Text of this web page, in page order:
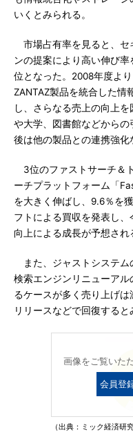
いくとみられる。
市場占有率を見ると、セ
ンの提案により高い伸び率
位となった。2008年度よ
ZANTAZ製品を統合した情
し、さらなる売上の向上
や大学、図書館などから
後は他の製品との連携強化
3位のファストサーチ＆
ーチプラットフォーム「
を大きく伸ばし、9.6％を
フトによる買収を発表し
向上による成長が予想され
また、ジャストシステム
検索エンジンリニューア
るケースが多く売り上げ
リリースなどで回復すると
画像をご覧いた
会員登
（出典：ミック経済研究